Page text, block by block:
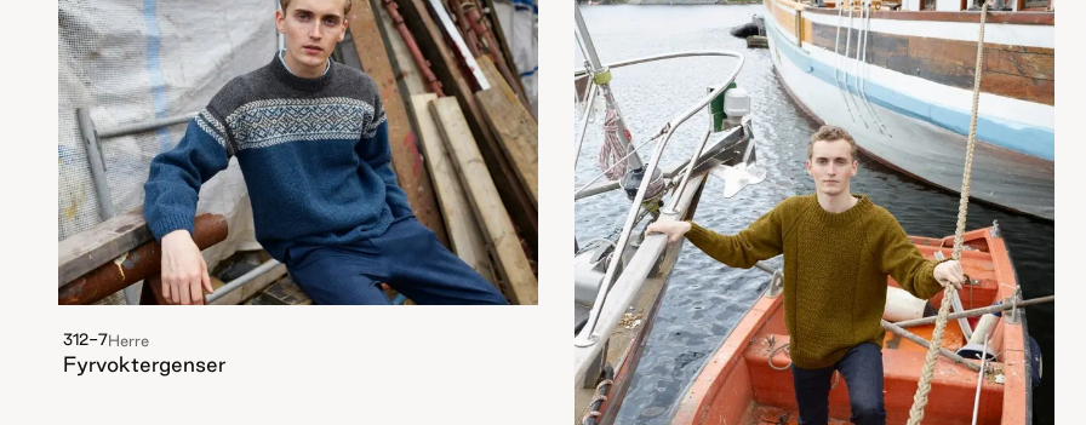
312-7Herre
Fyrvoktergenser